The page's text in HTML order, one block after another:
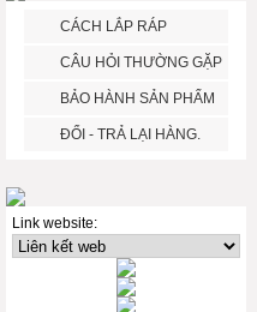
CÁCH LẮP RÁP
CÂU HỎI THƯỜNG GẶP
BẢO HÀNH SẢN PHẨM
ĐỔI - TRẢ LẠI HÀNG.
Link website: